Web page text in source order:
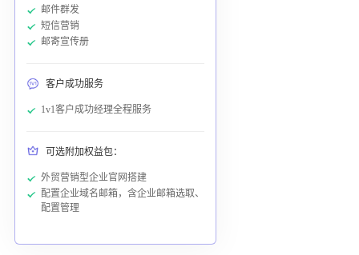
邮件群发
短信营销
邮寄宣传册
客户成功服务
1v1客户成功经理全程服务
可选附加权益包：
外贸营销型企业官网搭建
配置企业域名邮箱，含企业邮箱选取、
配置管理